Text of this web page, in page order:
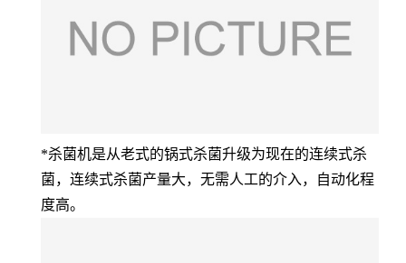
*杀菌机是从老式的锅式杀菌升级为现在的连续式杀
菌，连续式杀菌产量大，无需人工的介入，自动化程
度高。